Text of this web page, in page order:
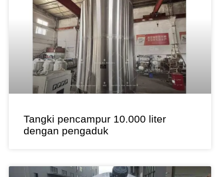
Tangki pencampur 10.000 liter
dengan pengaduk